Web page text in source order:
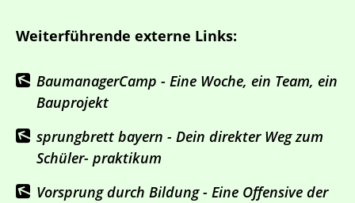
Weiterführende externe Links:
BaumanagerCamp - Eine Woche, ein Team, ein
Bauprojekt
sprungbrett bayern - Dein direkter Weg zum
Schüler- praktikum
Vorsprung durch Bildung - Eine Offensive der